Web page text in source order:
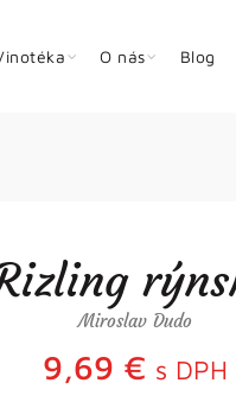
O nás Blog
Miroslav Dudo
9,69 € s DPH